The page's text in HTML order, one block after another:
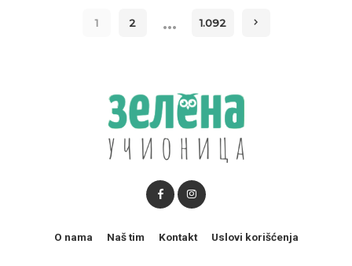
1 2 … 1.092
O nama Naš tim Kontakt Uslovi korišćenja